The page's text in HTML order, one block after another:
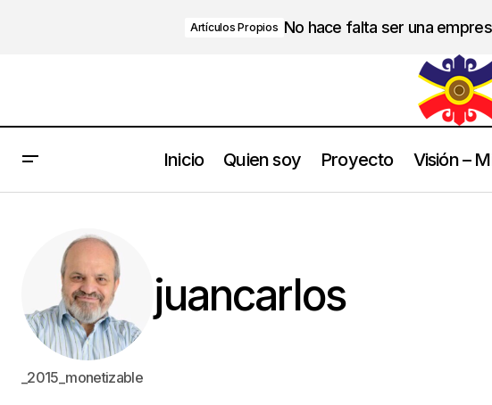
Artículos Propios No hace falta ser una
Inicio Quien soy Proyecto Visión –
juancarlos
_2015_monetizable